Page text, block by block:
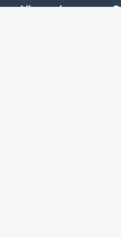
Vienna Insurance